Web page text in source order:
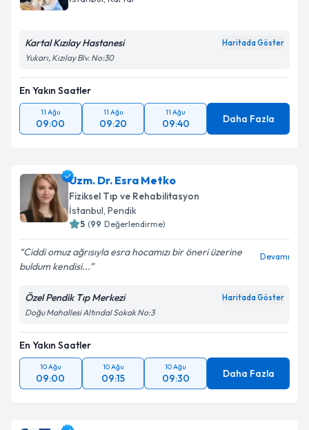
Kişisel verilerimin işlenmesine ilişkin
Metni'ni okudum ve kişisel verilerimin belirtilen
kapsamda işlenmesini kabul ediyorum.
Kartal Kızılay Hastanesi Haritada Göster
Yukarı, Kızılay Blv. No:30
En Yakın Saatler
11 Ağu
09:00
11 Ağu
09:20
11 Ağu
09:40 Daha Fazla
Uzm. Dr. Esra Metko
Fiziksel Tıp ve Rehabilitasyon
İstanbul, Pendik
5 (99 Değerlendirme)
Ciddi omuz ağrısıyla esra hocamızı bir öneri üzerine
buldum kendisi...
Devamı
Özel Pendik Tıp Merkezi Haritada Göster
Doğu Mahallesi Altındal Sokak No:3
En Yakın Saatler
10 Ağu
09:00
10 Ağu
09:15
10 Ağu
09:30 Daha Fazla